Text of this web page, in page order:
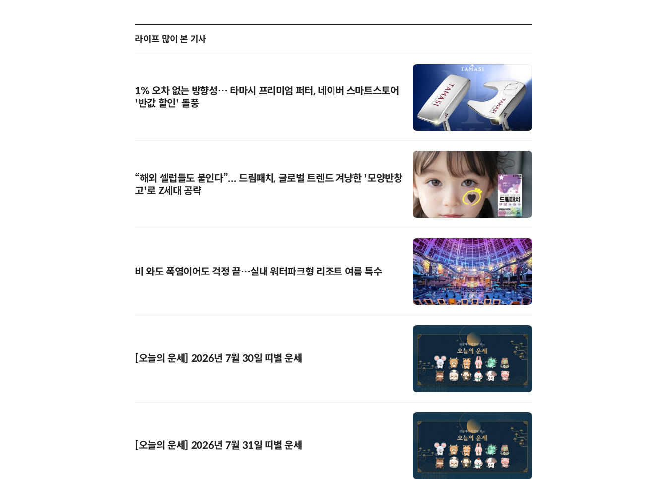
라이프 많이 본 기사
1% 오차 없는 방향성… 타마시 프리미엄 퍼터, 네이버 스마트스토어
'반값 할인' 돌풍
“해외 셀럽들도 붙인다”... 드림패치, 글로벌 트렌드 겨냥한 '모양반창
고'로 Z세대 공략
비 와도 폭염이어도 걱정 끝…실내 워터파크형 리조트 여름 특수
[오늘의 운세] 2026년 7월 30일 띠별 운세
[오늘의 운세] 2026년 7월 31일 띠별 운세